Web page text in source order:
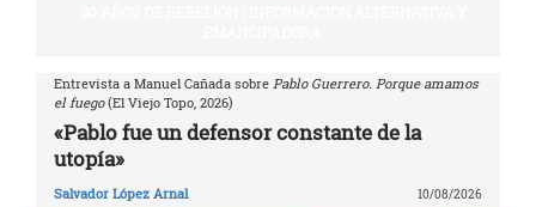
Entrevista a Manuel Cañada sobre Pablo Guerrero. Porque amamos
el fuego(El Viejo Topo, 2026)
«Pablo fue un defensor constante de la
utopía»
Salvador López Arnal 10/08/2026